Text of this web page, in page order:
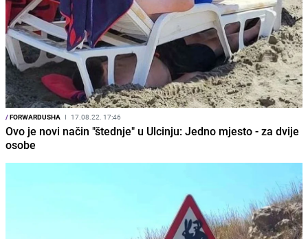
/FORWARDUSHA I 17.08.22. 17:46
Ovo je novi način "štednje" u Ulcinju: Jedno mjesto - za dvije
osobe